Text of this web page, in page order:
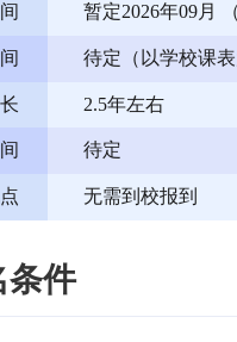
暂定2026年09月
待定（以学校课
2.5年左右
待定
无需到校报到
条件